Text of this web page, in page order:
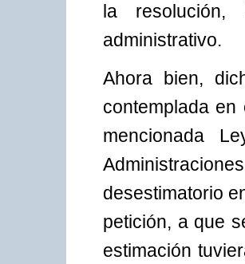
la resolución,
administrativo.
Ahora bien,
contemplada
mencionada
desestimatorio
petición, a que
estimación